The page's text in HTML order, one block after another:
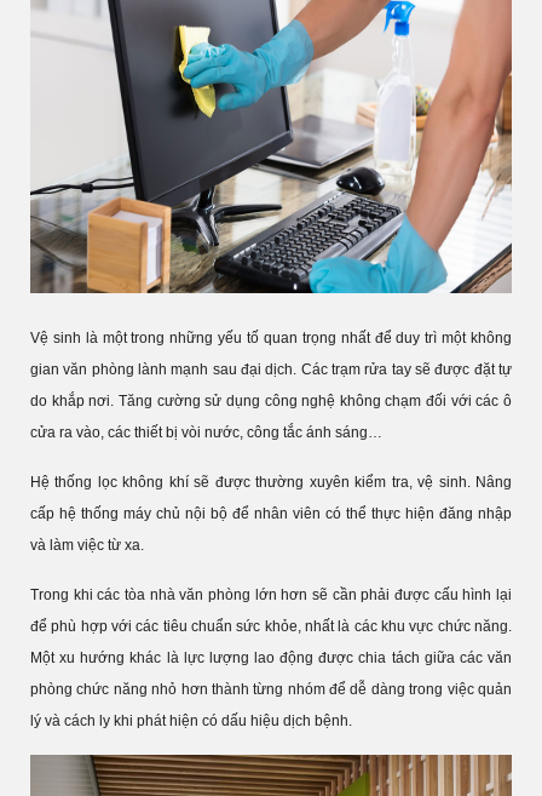
Vệ sinh là một trong những yếu tố quan trọng nhất để duy trì một không
gian văn phòng lành mạnh sau đại dịch. Các trạm rửa tay sẽ được đặt tự
do khắp nơi. Tăng cường sử dụng công nghệ không chạm đối với các ô
cửa ra vào, các thiết bị vòi nước, công tắc ánh sáng…
Hệ thống lọc không khí sẽ được thường xuyên kiểm tra, vệ sinh. Nâng
cấp hệ thống máy chủ nội bộ để nhân viên có thể thực hiện đăng nhập
và làm việc từ xa.
Trong khi các tòa nhà văn phòng lớn hơn sẽ cần phải được cấu hình lại
để phù hợp với các tiêu chuẩn sức khỏe, nhất là các khu vực chức năng.
Một xu hướng khác là lực lượng lao động được chia tách giữa các văn
phòng chức năng nhỏ hơn thành từng nhóm để dễ dàng trong việc quản
lý và cách ly khi phát hiện có dấu hiệu dịch bệnh.